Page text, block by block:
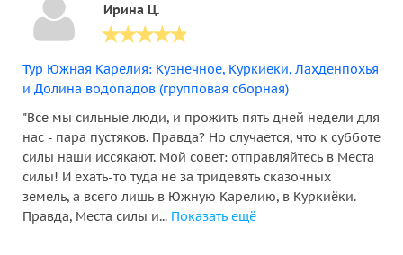
Ирина Ц.
Тур Южная Карелия: Кузнечное, Куркиеки, Лахденпохья
и Долина водопадов (групповая сборная)
"Все мы сильные люди, и прожить пять дней недели для
нас - пара пустяков. Правда? Но случается, что к субботе
силы наши иссякают. Мой совет: отправляйтесь в Места
силы! И ехать-то туда не за тридевять сказочных
земель, а всего лишь в Южную Карелию, в Куркиёки.
Правда, Места силы и... Показать ещё